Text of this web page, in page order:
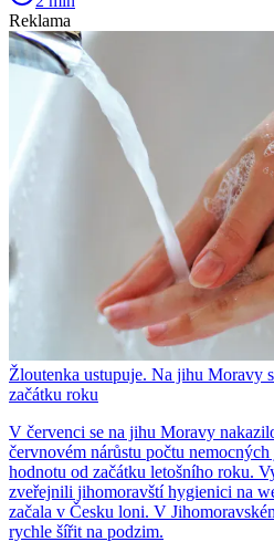
Reklama
Žloutenka ustupuje. Na jihu Moravy
začátku roku
V červenci se na jihu Moravy
červnovém nárůstu počtu
hodnotu od začátku letošního roku.
zveřejnili jihomoravští hygienici na
začala v Česku loni. V
rychle šířit na podzim.